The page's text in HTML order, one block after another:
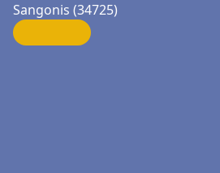
Sangonis (34725)